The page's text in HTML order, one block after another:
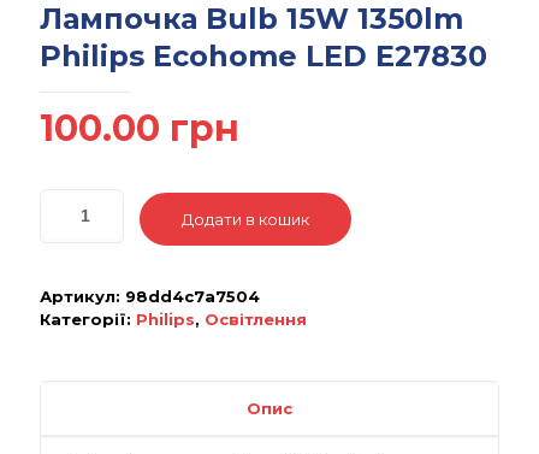
Лампочка Bulb 15W 1350lm
Philips Ecohome LED E27830
100.00 грн
Додати в кошик
Артикул: 98dd4c7a7504
Категорії: Philips, Освітлення
Опис